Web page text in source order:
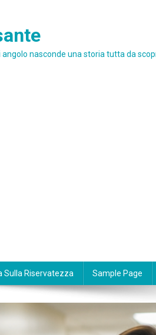
nasconde una storia tutta da
Sulla Riservatezza Sample Page